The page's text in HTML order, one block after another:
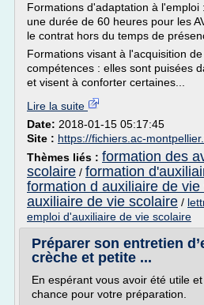
Formations d'adaptation à l'emploi
une durée de 60 heures pour les
le contrat hors du temps de
Formations visant à l'acquisition
compétences : elles sont puisées
et visent à conforter certaines...
Lire la suite
Date: 2018-01-15 05:17:45
Site : https://fichiers.ac-
Thèmes liés : formation des
scolaire / formation
formation d auxiliaire de vie
auxiliaire de vie scolaire /
emploi d'auxiliaire de vie scolaire
Préparer son entretien
crèche et petite ...
En espérant vous avoir été utile
chance pour votre préparation.